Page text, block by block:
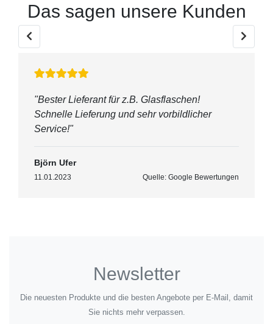
Das sagen unsere Kunden
"Bester Lieferant für z.B. Glasflaschen!
Schnelle Lieferung und sehr vorbildlicher
Service!"
Björn Ufer
11.01.2023 Quelle: Google Bewertungen
Newsletter
Die neuesten Produkte und die besten Angebote per E-Mail, damit
Sie nichts mehr verpassen.